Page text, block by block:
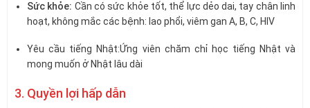
Sức khỏe: Cần có sức khỏe tốt, thể lực dẻo dai, tay chân linh
hoạt, không mắc các bệnh: lao phổi, viêm gan A, B, C, HIV
Yêu cầu tiếng Nhật:Ứng viên chăm chỉ học tiếng Nhật và
mong muốn ở Nhật lâu dài
3. Quyền lợi hấp dẫn